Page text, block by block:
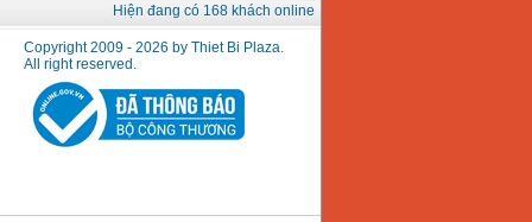
Hiện đang có 168 khách online
Copyright 2009 - 2026 by Thiet Bi Plaza.
All right reserved.